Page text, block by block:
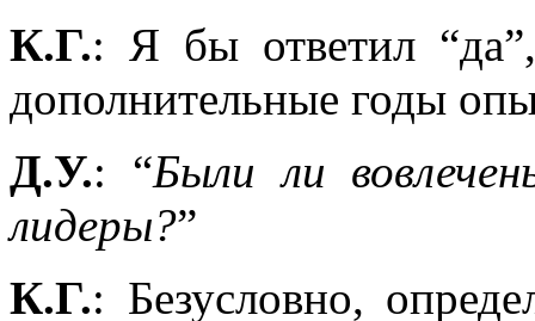
К.Г.: Я бы ответил
дополнительные годы
Д.У.: “Были ли
лидеры?”
К.Г.: Безусловно,